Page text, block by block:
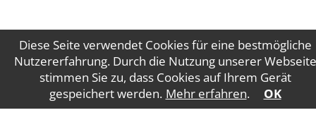
Diese Seite verwendet Cookies für eine bestmögliche
Nutzererfahrung. Durch die Nutzung unserer Webseite
stimmen Sie zu, dass Cookies auf Ihrem Gerät
gespeichert werden. Mehr erfahren. OK
Impressum Datenschutz